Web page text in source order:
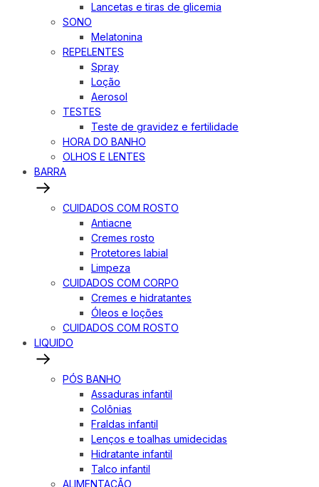
Lancetas e tiras de glicemia
SONO
Melatonina
REPELENTES
Spray
Loção
Aerosol
TESTES
Teste de gravidez e fertilidade
HORA DO BANHO
OLHOS E LENTES
BARRA
CUIDADOS COM ROSTO
Antiacne
Cremes rosto
Protetores labial
Limpeza
CUIDADOS COM CORPO
Cremes e hidratantes
Óleos e loções
CUIDADOS COM ROSTO
LIQUIDO
PÓS BANHO
Assaduras infantil
Colônias
Fraldas infantil
Lenços e toalhas umidecidas
Hidratante infantil
Talco infantil
ALIMENTAÇÃO